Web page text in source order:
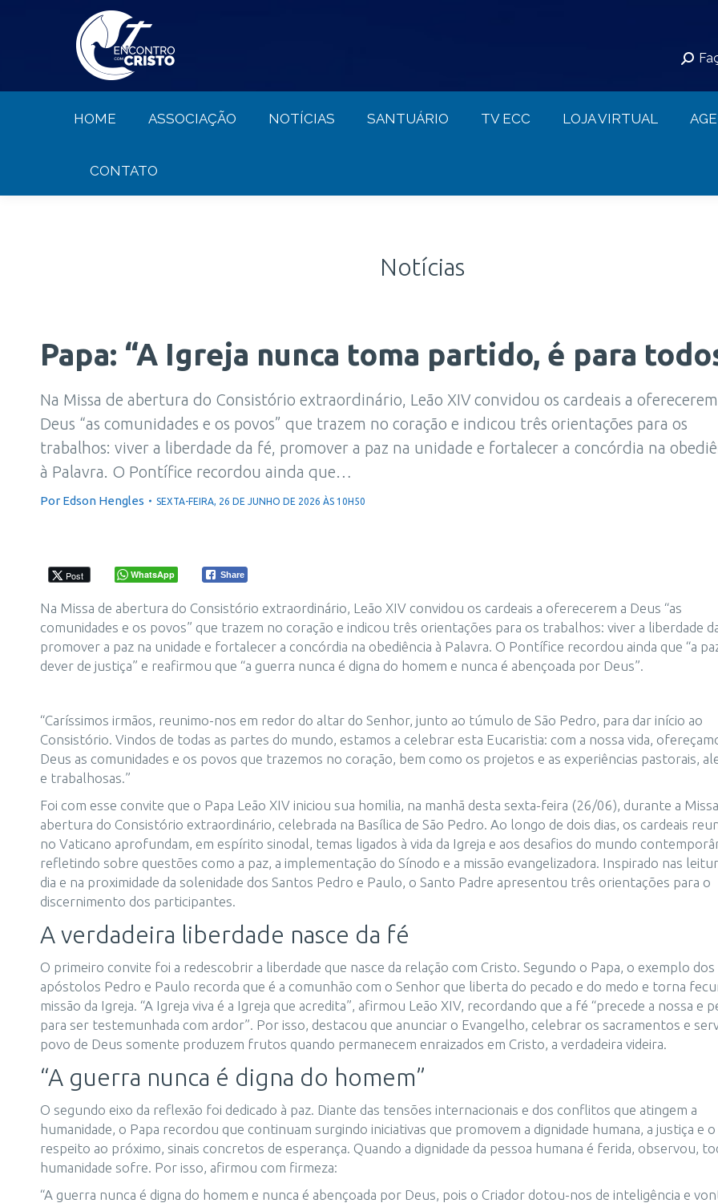
HOME ASSOCIAÇÃO NOTÍCIAS SANTUÁRIO TV ECC LOJA VIRTUAL
CONTATO
Notícias
Papa: “A Igreja nunca toma partido, é para
Na Missa de abertura do Consistório extraordinário, Leão XIV convidou os cardeais a
Deus “as comunidades e os povos” que trazem no coração e indicou três orientações para os
trabalhos: viver a liberdade da fé, promover a paz na unidade e fortalecer a concórdia na
à Palavra. O Pontífice recordou ainda que…
Por Edson Hengles SEXTA-FEIRA, 26 DE JUNHO DE 2026 ÀS 10H50
Post WhatsApp Share
Na Missa de abertura do Consistório extraordinário, Leão XIV convidou os cardeais a oferecerem a Deus “as
comunidades e os povos” que trazem no coração e indicou três orientações para os trabalhos: viver a liberdade
promover a paz na unidade e fortalecer a concórdia na obediência à Palavra. O Pontífice recordou ainda que “a
dever de justiça” e reafirmou que “a guerra nunca é digna do homem e nunca é abençoada por Deus”.
“Caríssimos irmãos, reunimo-nos em redor do altar do Senhor, junto ao túmulo de São Pedro, para dar início ao
Consistório. Vindos de todas as partes do mundo, estamos a celebrar esta Eucaristia: com a nossa vida,
Deus as comunidades e os povos que trazemos no coração, bem como os projetos e as experiências pastorais,
e trabalhosas.”
Foi com esse convite que o Papa Leão XIV iniciou sua homilia, na manhã desta sexta-feira (26/06), durante a
abertura do Consistório extraordinário, celebrada na Basílica de São Pedro. Ao longo de dois dias, os cardeais
no Vaticano aprofundam, em espírito sinodal, temas ligados à vida da Igreja e aos desafios do mundo
refletindo sobre questões como a paz, a implementação do Sínodo e a missão evangelizadora. Inspirado nas
dia e na proximidade da solenidade dos Santos Pedro e Paulo, o Santo Padre apresentou três orientações para o
discernimento dos participantes.
A verdadeira liberdade nasce da fé
O primeiro convite foi a redescobrir a liberdade que nasce da relação com Cristo. Segundo o Papa, o exemplo dos
apóstolos Pedro e Paulo recorda que é a comunhão com o Senhor que liberta do pecado e do medo e torna
missão da Igreja. “A Igreja viva é a Igreja que acredita”, afirmou Leão XIV, recordando que a fé “precede a nossa e
para ser testemunhada com ardor”. Por isso, destacou que anunciar o Evangelho, celebrar os sacramentos e
povo de Deus somente produzem frutos quando permanecem enraizados em Cristo, a verdadeira videira.
“A guerra nunca é digna do homem”
O segundo eixo da reflexão foi dedicado à paz. Diante das tensões internacionais e dos conflitos que atingem a
humanidade, o Papa recordou que continuam surgindo iniciativas que promovem a dignidade humana, a justiça e o
respeito ao próximo, sinais concretos de esperança. Quando a dignidade da pessoa humana é ferida, observou,
humanidade sofre. Por isso, afirmou com firmeza:
“A guerra nunca é digna do homem e nunca é abençoada por Deus, pois o Criador dotou-nos de inteligência e
HOME